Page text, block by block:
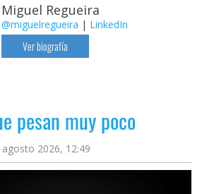
Miguel Regueira
@miguelregueira | LinkedIn
Ver biografía
pesan muy poco
agosto 2026, 12:49